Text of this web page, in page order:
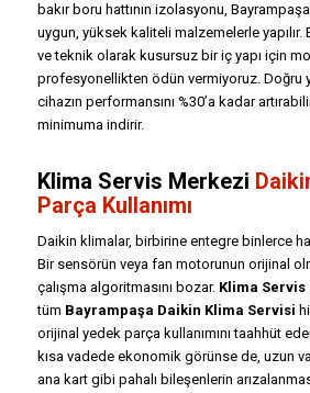
bakır boru hattının izolasyonu,
uygun, yüksek kaliteli malzemelerle yapılır.
ve teknik olarak kusursuz bir iç yapı için
profesyonellikten ödün vermiyoruz. Doğru
cihazın performansını %30’a kadar
minimuma indirir.
Klima Servis Merkezi
Parça Kullanımı
Daikin klimalar, birbirine entegre binlerce
Bir sensörün veya fan motorunun orijinal
çalışma algoritmasını bozar. Klima
tüm Bayrampaşa Daikin Klima Servisi
orijinal yedek parça kullanımını taahhüt
kısa vadede ekonomik görünse de, uzun
ana kart gibi pahalı bileşenlerin